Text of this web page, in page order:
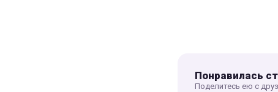
Понравилась
Поделитесь ею с